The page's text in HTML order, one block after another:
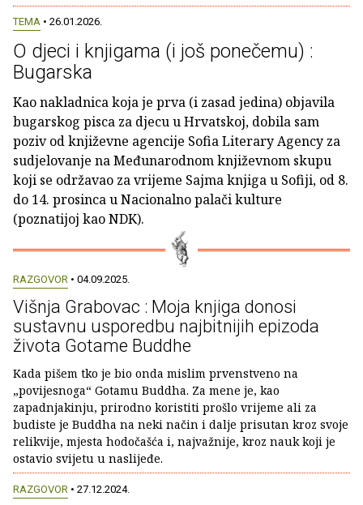
TEMA • 26.01.2026.
O djeci i knjigama (i još ponečemu) :
Bugarska
Kao nakladnica koja je prva (i zasad jedina) objavila
bugarskog pisca za djecu u Hrvatskoj, dobila sam
poziv od književne agencije Sofia Literary Agency za
sudjelovanje na Međunarodnom književnom skupu
koji se održavao za vrijeme Sajma knjiga u Sofiji, od 8.
do 14. prosinca u Nacionalno palači kulture
(poznatijoj kao NDK).
RAZGOVOR • 04.09.2025.
Višnja Grabovac : Moja knjiga donosi
sustavnu usporedbu najbitnijih epizoda
života Gotame Buddhe
Kada pišem tko je bio onda mislim prvenstveno na
„povijesnoga“ Gotamu Buddha. Za mene je, kao
zapadnjakinju, prirodno koristiti prošlo vrijeme ali za
budiste je Buddha na neki način i dalje prisutan kroz svoje
relikvije, mjesta hodočašća i, najvažnije, kroz nauk koji je
ostavio svijetu u naslijeđe.
RAZGOVOR • 27.12.2024.